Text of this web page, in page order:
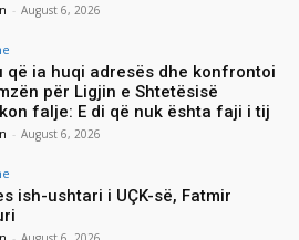
- August 6, 2026
që ia huqi adresës dhe konfrontoi
për Ligjin e Shtetësisë
falje: E di që nuk ështa faji i tij
- August 6, 2026
ish-ushtari i UÇK-së, Fatmir